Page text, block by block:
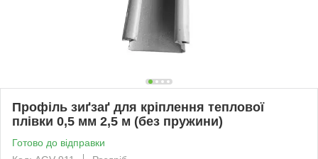
Профіль зиґзаґ для кріплення теплової
плівки 0,5 мм 2,5 м (без пружини)
Готово до відправки